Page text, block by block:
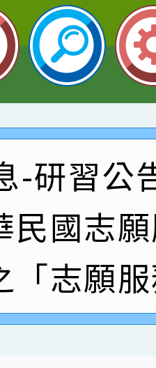
王老師、
賽國小朗讀
老師
加桃園市中
教師榮獲教
二名
與2026世
學小創客佳
。
加桃園市中
師榮獲社
巴斯O蜜、
市科展 國
王老師、
年二班張O
賽國小朗讀
老師
加桃園市中
師榮獲教
二名
與2026世
學小創客佳
-研習公
民國志
「志願